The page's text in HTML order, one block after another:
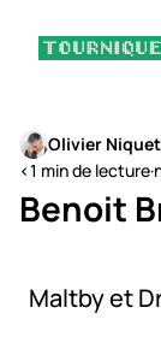
Olivier Niquet
<1 min de lecture·
Benoit
Maltby et